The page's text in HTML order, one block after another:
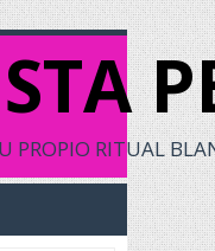
PROPIO RITUAL